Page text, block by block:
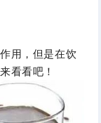
用，但是在饮
看看吧！